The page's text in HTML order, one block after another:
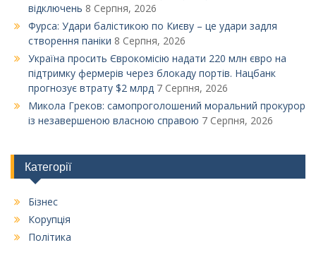
відключень 8 Серпня, 2026
Фурса: Удари балістикою по Києву – це удари задля
створення паніки 8 Серпня, 2026
Україна просить Єврокомісію надати 220 млн євро на
підтримку фермерів через блокаду портів. Нацбанк
прогнозує втрату $2 млрд 7 Серпня, 2026
Микола Греков: самопроголошений моральний прокурор
із незавершеною власною справою 7 Серпня, 2026
Категорії
Бізнес
Корупція
Політика